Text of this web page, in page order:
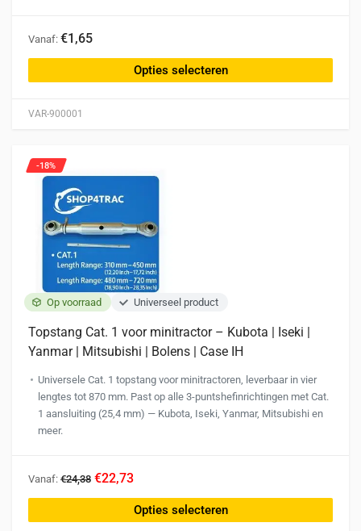
VAR-900001
Vanaf: €1,65
Opties selecteren
product
heeft
meerdere
Deze
kan
gekozen
worden
productpagina
Op voorraad Universeel product
-18%
Topstang Cat. 1 voor minitractor – Kubota | Iseki |
Yanmar | Mitsubishi | Bolens | Case IH
Universele Cat. 1 topstang voor minitractoren, leverbaar in vier
lengtes tot 870 mm. Past op alle 3-puntshefinrichtingen met Cat.
1 aansluiting (25,4 mm) — Kubota, Iseki, Yanmar, Mitsubishi en
meer.
Vanaf: €24,38 €22,73
Opties selecteren
product
heeft
meerdere